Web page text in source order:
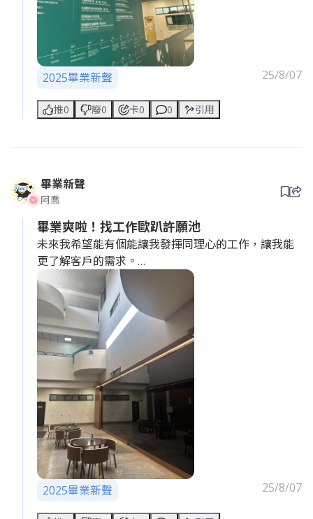
2025畢業新聲 25/8/07
推0 廢0 卡0 0 引用
畢業新聲
阿喬
畢業爽啦！找工作歐趴許願池
未來我希望能有個能讓我發揮同理心的工作，讓我能
更了解客戶的需求。
老闆，我是一個很有同理心的人，我能站在客戶的角
度思考問題。請給我一個機會，我會為公司帶來更貼
近客戶需求的產品與服務。
2025畢業新聲 25/8/07